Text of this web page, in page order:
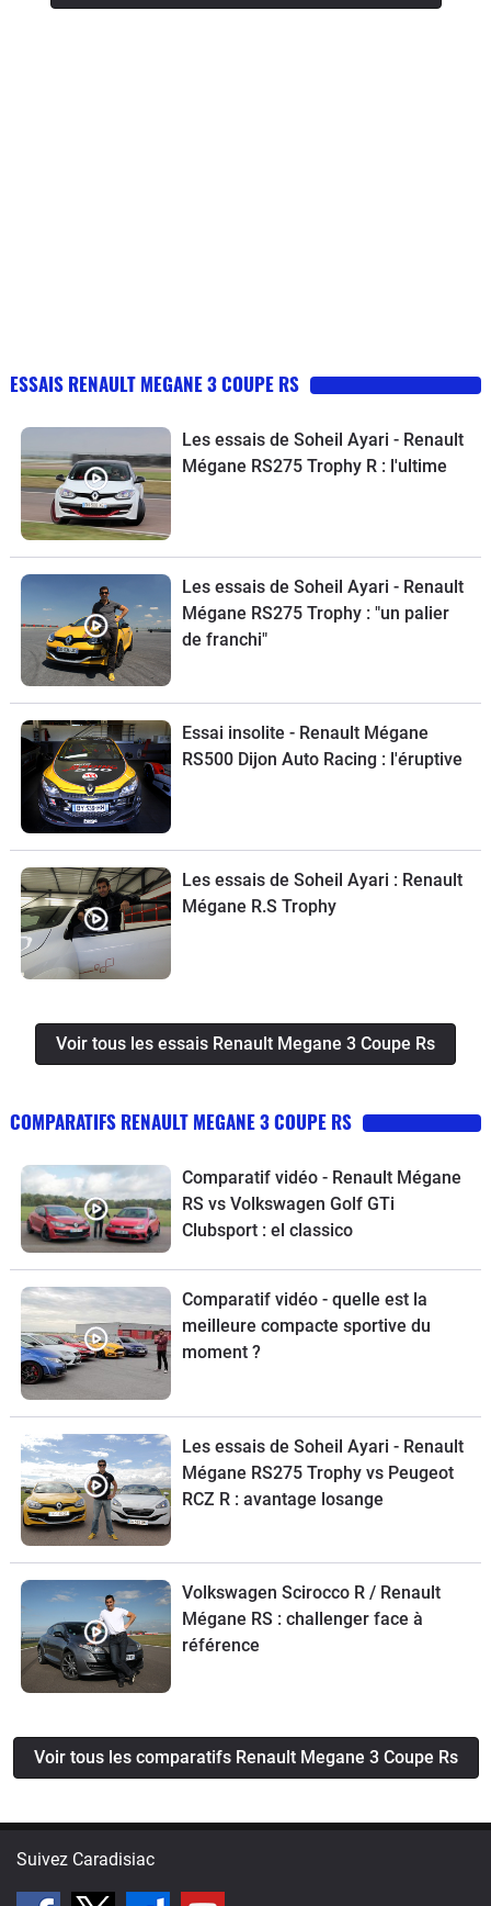
ESSAIS RENAULT MEGANE 3 COUPE RS
Les essais de Soheil Ayari - Renault
Mégane RS275 Trophy R : l'ultime
Les essais de Soheil Ayari - Renault
Mégane RS275 Trophy : "un palier
de franchi"
Essai insolite - Renault Mégane
RS500 Dijon Auto Racing : l'éruptive
Les essais de Soheil Ayari : Renault
Mégane R.S Trophy
Voir tous les essais Renault Megane 3 Coupe Rs
COMPARATIFS RENAULT MEGANE 3 COUPE RS
Comparatif vidéo - Renault Mégane
RS vs Volkswagen Golf GTi
Clubsport : el classico
Comparatif vidéo - quelle est la
meilleure compacte sportive du
moment ?
Les essais de Soheil Ayari - Renault
Mégane RS275 Trophy vs Peugeot
RCZ R : avantage losange
Volkswagen Scirocco R / Renault
Mégane RS : challenger face à
référence
Voir tous les comparatifs Renault Megane 3 Coupe Rs
Suivez Caradisiac